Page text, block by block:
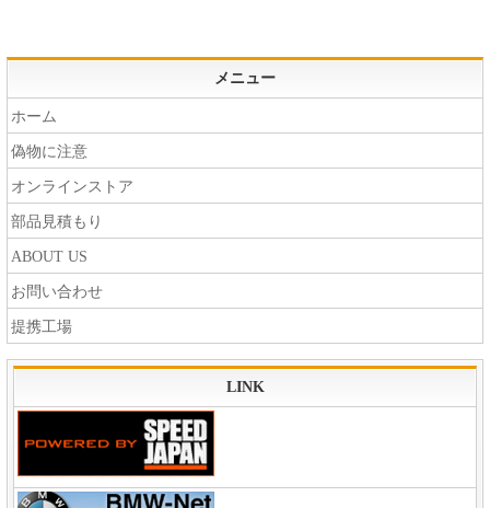
メニュー
ホーム
偽物に注意
オンラインストア
部品見積もり
ABOUT US
お問い合わせ
提携工場
LINK